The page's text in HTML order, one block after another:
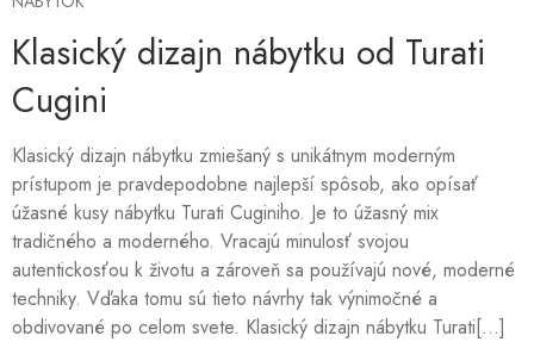
Klasický dizajn nábytku od Turati
Cugini
Klasický dizajn nábytku zmiešaný s unikátnym moderným
prístupom je pravdepodobne najlepší spôsob, ako opísať
úžasné kusy nábytku Turati Cuginiho. Je to úžasný mix
tradičného a moderného. Vracajú minulosť svojou
autentickosťou k životu a zároveň sa používajú nové, moderné
techniky. Vďaka tomu sú tieto návrhy tak výnimočné a
obdivované po celom svete. Klasický dizajn nábytku Turati[...]